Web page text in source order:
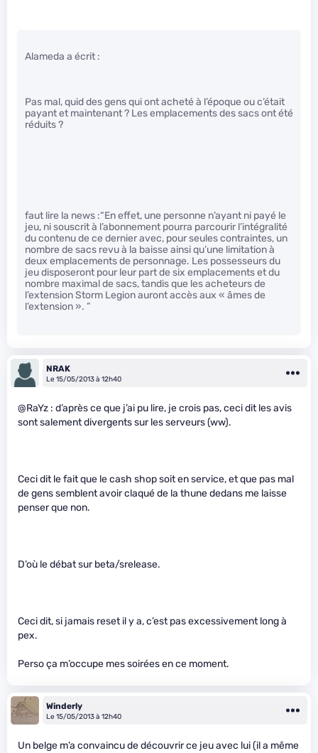
Alameda a écrit :
Pas mal, quid des gens qui ont acheté à l’époque ou c’était
payant et maintenant ? Les emplacements des sacs ont été
réduits ?
faut lire la news :“En effet, une personne n’ayant ni payé le
jeu, ni souscrit à l’abonnement pourra parcourir l’intégralité
du contenu de ce dernier avec, pour seules contraintes, un
nombre de sacs revu à la baisse ainsi qu’une limitation à
deux emplacements de personnage. Les possesseurs du
jeu disposeront pour leur part de six emplacements et du
nombre maximal de sacs, tandis que les acheteurs de
l’extension Storm Legion auront accès aux « âmes de
l’extension ». ”
NRAK
Le 15/05/2013 à 12h40
@RaYz : d’après ce que j’ai pu lire, je crois pas, ceci dit les avis
sont salement divergents sur les serveurs (ww).
Ceci dit le fait que le cash shop soit en service, et que pas mal
de gens semblent avoir claqué de la thune dedans me laisse
penser que non.
D’où le débat sur beta/srelease.
Ceci dit, si jamais reset il y a, c’est pas excessivement long à
pex.
Perso ça m’occupe mes soirées en ce moment.
Winderly
Le 15/05/2013 à 12h40
Un belge m’a convaincu de découvrir ce jeu avec lui (il a même